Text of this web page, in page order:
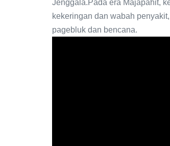
Jenggala.Pada era Majapahit,
kekeringan dan wabah
pagebluk dan bencana.